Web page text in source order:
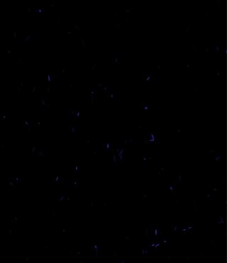
ולנוער
באר
המתנה של סבא
תיאטרון